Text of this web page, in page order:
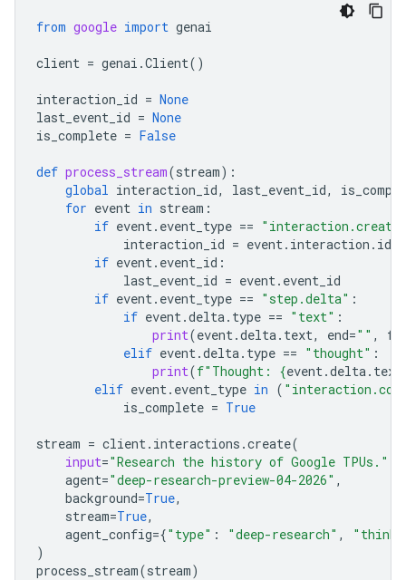
from google import genai
client = genai .Client()
interaction_id = None
last_event_id = None
is_complete = False
def process_stream(stream):
global interaction_id, last_event_id,
for event in stream :
if event. event_type ==
interaction_id = event. interaction . id
if event. event_id :
last_event_id = event. event_id
if event. event_type == "step.delta" :
if event.delta. type == "text" :
print(event.delta. text, end="" ,
elif event.delta. type == "thought" :
print(f"Thought: {event.delta. text
elif event. event_type in (
is_complete = True
stream = client. interactions .create(
input="Research the history of Google TPUs."
agent="deep-research-preview-04-2026" ,
background=True,
stream=True,
agent_config={"type" : "deep-research" ,
)
process_stream(stream)